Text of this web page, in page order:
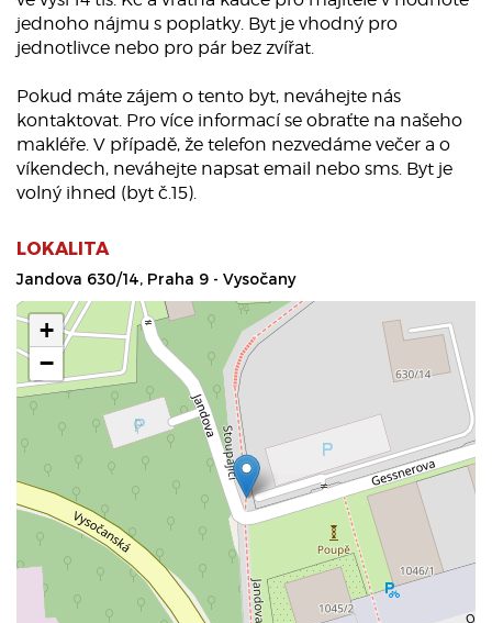
jednoho nájmu s poplatky. Byt je vhodný pro
jednotlivce nebo pro pár bez zvířat.
Pokud máte zájem o tento byt, neváhejte nás
kontaktovat. Pro více informací se obraťte na našeho
makléře. V případě, že telefon nezvedáme večer a o
víkendech, neváhejte napsat email nebo sms. Byt je
volný ihned (byt č.15).
LOKALITA
Jandova 630/14, Praha 9 - Vysočany
+
−